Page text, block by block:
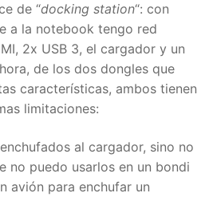
de “docking station“: con
a la notebook tengo red
2x USB 3, el cargador y un
de los dos dongles que
características, ambos tienen
limitaciones:
al cargador, sino no
no puedo usarlos en un bondi
avión para enchufar un